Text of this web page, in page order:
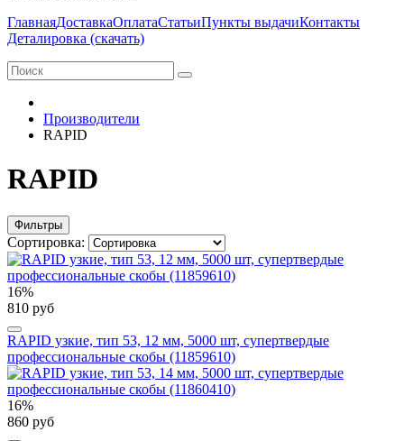
ГлавнаяДоставкаОплатаСтатьиПункты выдачиКонтакты
Деталировка (скачать)
Производители
RAPID
RAPID
Фильтры
Сортировка:
16%
810 руб
RAPID узкие, тип 53, 12 мм, 5000 шт, супертвердые
профессиональные скобы (11859610)
16%
860 руб